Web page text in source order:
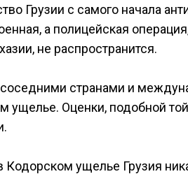
Грузии с самого начала
а полицейская
не распространится.
странами и
ущелье. Оценки, подобной
ущелье Грузия